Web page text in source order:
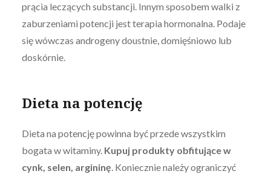
prącia leczących substancji. Innym sposobem walki z
zaburzeniami potencji jest terapia hormonalna. Podaje
się wówczas androgeny doustnie, domięśniowo lub
doskórnie.
Dieta na potencję
Dieta na potencję powinna być przede wszystkim
bogata w witaminy. Kupuj produkty obfitujące w
cynk, selen, argininę. Koniecznie należy ograniczyć